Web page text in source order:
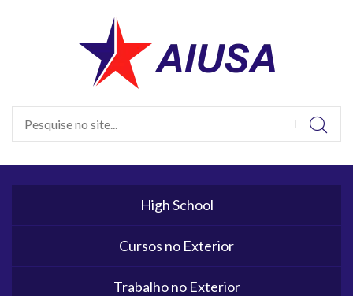
High School
Cursos no Exterior
Trabalho no Exterior